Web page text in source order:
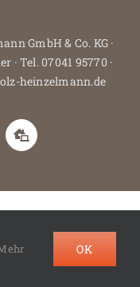
GmbH & Co. KG ·
Tel. 07041 95770 ·
heinzelmann.de
Houzz.de
OK